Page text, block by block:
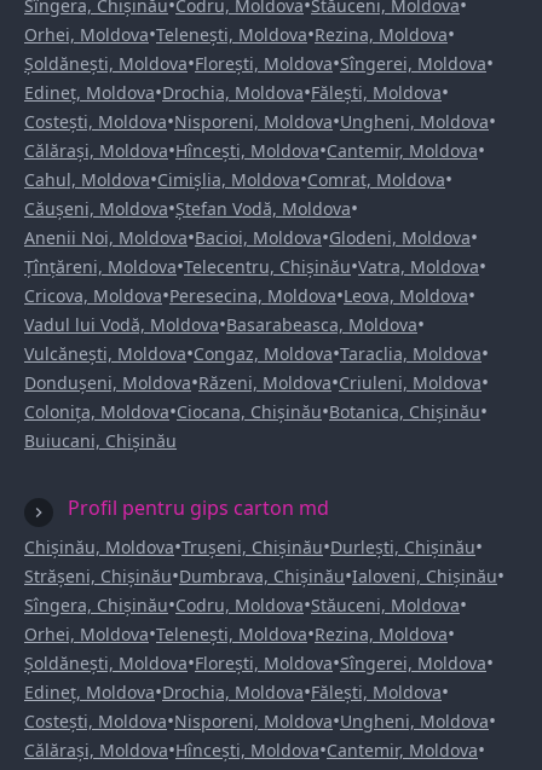
Sîngera, Chișinău Codru, Moldova Stăuceni, Moldova
Orhei, Moldova•Telenești, Moldova•Rezina, Moldova•
Șoldănești, Moldova•Florești, Moldova•Sîngerei, Moldova•
Edineț, Moldova•Drochia, Moldova•Fălești, Moldova•
Costești, Moldova•Nisporeni, Moldova•Ungheni, Moldova•
Călărași, Moldova•Hîncești, Moldova•Cantemir, Moldova•
Cahul, Moldova•Cimișlia, Moldova•Comrat, Moldova•
Căușeni, Moldova•Ștefan Vodă, Moldova•
Anenii Noi, Moldova•Bacioi, Moldova•Glodeni, Moldova•
Țînțăreni, Moldova•Telecentru, Chișinău•Vatra, Moldova•
Cricova, Moldova•Peresecina, Moldova•Leova, Moldova•
Vadul lui Vodă, Moldova•Basarabeasca, Moldova•
Vulcănești, Moldova•Congaz, Moldova•Taraclia, Moldova•
Dondușeni, Moldova•Răzeni, Moldova•Criuleni, Moldova•
Colonița, Moldova•Ciocana, Chișinău•Botanica, Chișinău•
Buiucani, Chișinău
Profil pentru gips carton md
Chișinău, Moldova•Trușeni, Chișinău•Durlești, Chișinău•
Strășeni, Chișinău•Dumbrava, Chișinău•Ialoveni, Chișinău•
Sîngera, Chișinău•Codru, Moldova•Stăuceni, Moldova•
Orhei, Moldova•Telenești, Moldova•Rezina, Moldova•
Șoldănești, Moldova•Florești, Moldova•Sîngerei, Moldova•
Edineț, Moldova•Drochia, Moldova•Fălești, Moldova•
Costești, Moldova•Nisporeni, Moldova•Ungheni, Moldova•
Călărași, Moldova•Hîncești, Moldova•Cantemir, Moldova•